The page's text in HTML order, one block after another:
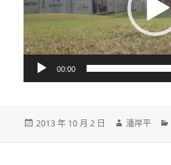
器
00:00
發
2013 年 10 月 2 日
作
潘岸平